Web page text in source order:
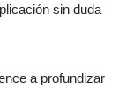
sin duda
a profundizar